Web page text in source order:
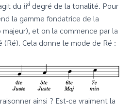
du iid degré de la tonalité. Pour
la gamme fondatrice de la
et on la commence par la
Cela donne le mode de Ré :
ainsi ? Est-ce vraiment la